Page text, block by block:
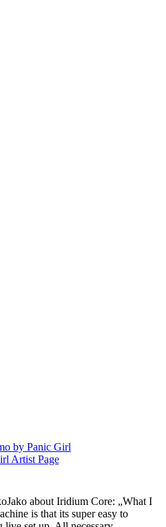
by Panic Girl
Artist Page
about Iridium Core: „What I
is that its super easy to